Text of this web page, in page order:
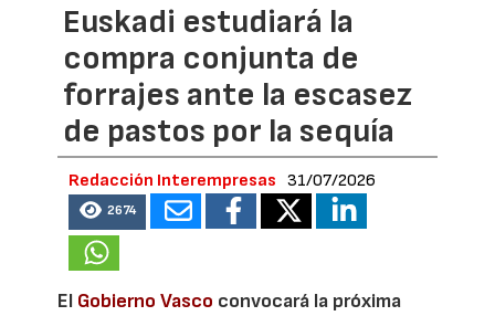
Euskadi estudiará la
compra conjunta de
forrajes ante la escasez
de pastos por la sequía
Redacción Interempresas 31/07/2026
2674
El Gobierno Vasco convocará la próxima